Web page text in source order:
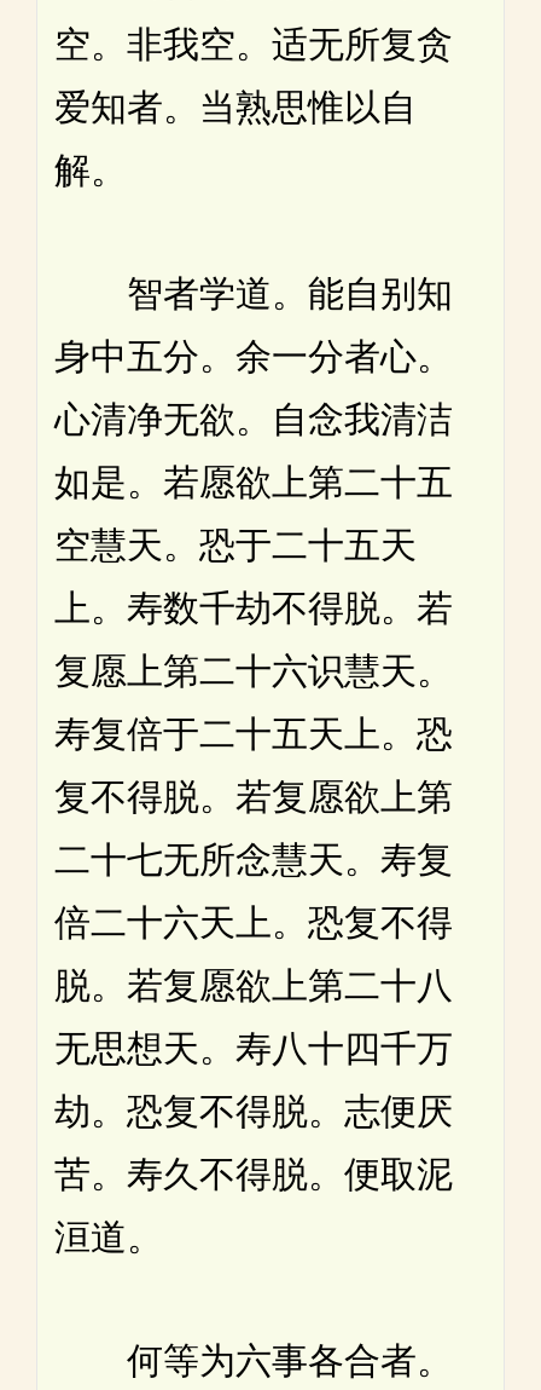
空。非我空。适无所复贪
爱知者。当熟思惟以自
解。
智者学道。能自别知
身中五分。余一分者心。
心清净无欲。自念我清洁
如是。若愿欲上第二十五
空慧天。恐于二十五天
上。寿数千劫不得脱。若
复愿上第二十六识慧天。
寿复倍于二十五天上。恐
复不得脱。若复愿欲上第
二十七无所念慧天。寿复
倍二十六天上。恐复不得
脱。若复愿欲上第二十八
无思想天。寿八十四千万
劫。恐复不得脱。志便厌
苦。寿久不得脱。便取泥
洹道。
何等为六事各合者。